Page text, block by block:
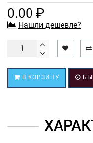
0.00 ₽
Нашли дешевле?
В КОРЗИНУ